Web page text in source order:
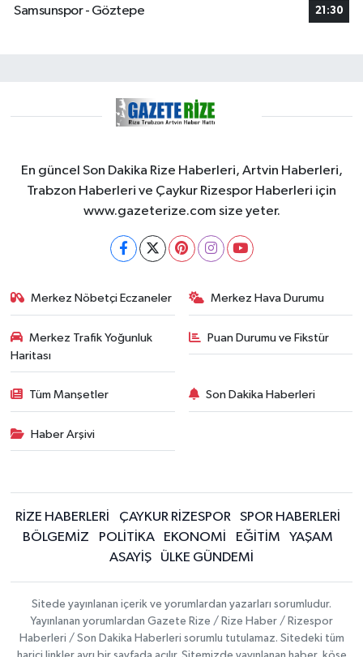
Samsunspor - Göztepe
21:30
En güncel Son Dakika Rize Haberleri, Artvin Haberleri,
Trabzon Haberleri ve Çaykur Rizespor Haberleri için
www.gazeterize.com size yeter.
Merkez Nöbetçi Eczaneler Merkez Hava Durumu
Merkez Trafik Yoğunluk
Haritası
Puan Durumu ve Fikstür
Tüm Manşetler Son Dakika Haberleri
Haber Arşivi
RİZE HABERLERİ ÇAYKUR RİZESPOR
SPOR HABERLERİ
BÖLGEMİZ
POLİTİKA EKONOMİ EĞİTİM
YAŞAM
ASAYİŞ
ÜLKE GÜNDEMİ
Sitede yayınlanan içerik ve yorumlardan yazarları sorumludur.
Yayınlanan yorumlardan Gazete Rize / Rize Haber / Rizespor
Haberleri / Son Dakika Haberleri sorumlu tutulamaz. Sitedeki tüm